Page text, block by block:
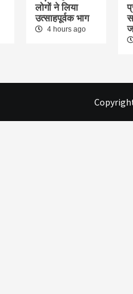
लोगों ने लिया
उत्साहपूर्वक भाग
4 hours ago